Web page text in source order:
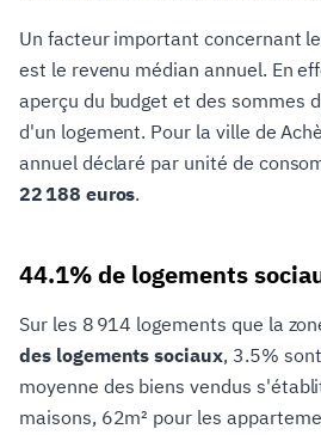
Un facteur important concernant
est le revenu médian annuel. En
aperçu du budget et des sommes
d'un logement. Pour la ville de
annuel déclaré par unité de
22 188 euros.
44.1% de logements
Sur les 8 914 logements que la
des logements sociaux, 3.5%
moyenne des biens vendus
maisons, 62m² pour les